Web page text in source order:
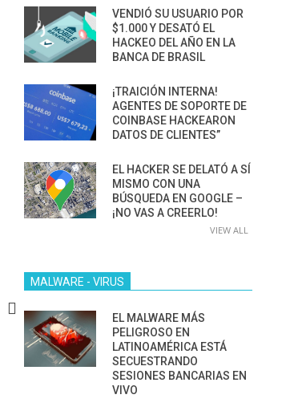
13 TÉCNICAS
RIDÍCULAMENTE FÁCILES
PARA HACKEAR Y EXPLOTAR
NAVEGADORES DE IA
CÓMO LOS HACKERS
MANIPULAN GITHUB
COPILOT DENTRO DE VS
VENDIÓ SU USUARIO POR
$1.000 Y DESATÓ EL
HACKEO DEL AÑO EN LA
BANCA DE BRASIL
¡TRAICIÓN INTERNA!
AGENTES DE SOPORTE DE
COINBASE HACKEARON
DATOS DE CLIENTES”
EL HACKER SE DELATÓ A SÍ
MISMO CON UNA
BÚSQUEDA EN GOOGLE –
¡NO VAS A CREERLO!
VIEW ALL
MALWARE - VIRUS
EL MALWARE MÁS
PELIGROSO EN
LATINOAMÉRICA ESTÁ
SECUESTRANDO
SESIONES BANCARIAS EN
VIVO